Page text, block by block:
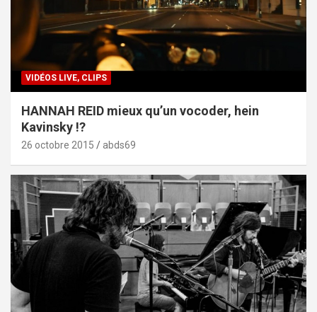
VIDÉOS LIVE, CLIPS
HANNAH REID mieux qu’un vocoder, hein
Kavinsky !?
26 octobre 2015 abds69